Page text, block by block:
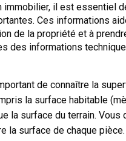
immobilier, il est essentiel
Ces informations
de la propriété et à
des informations
de connaître la
la surface habitable
la surface du terrain. Vous
la surface de chaque pièce.